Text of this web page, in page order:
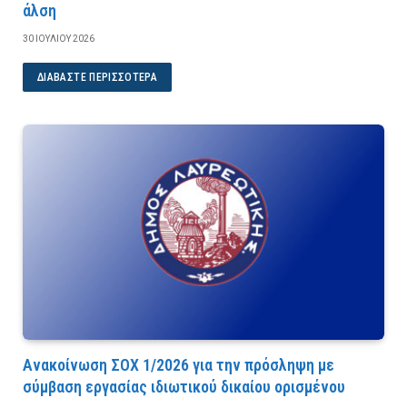
άλση
30 ΙΟΥΛΊΟΥ 2026
ΔΙΑΒΆΣΤΕ ΠΕΡΙΣΣΌΤΕΡΑ
Ανακοίνωση ΣΟΧ 1/2026 για την πρόσληψη με
σύμβαση εργασίας ιδιωτικού δικαίου ορισμένου